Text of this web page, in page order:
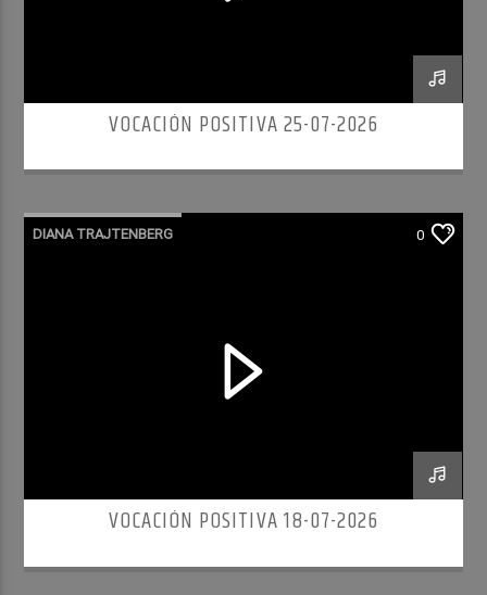
VOCACIÓN POSITIVA 25-07-2026
DIANA TRAJTENBERG 0
VOCACIÓN POSITIVA 18-07-2026